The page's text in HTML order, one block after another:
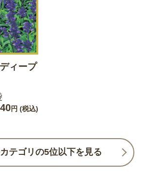
ィープ
円 (税込)
テゴリの5位以下を見る